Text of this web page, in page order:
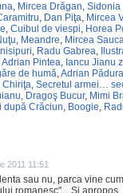
, Mircea Drăgan, Sidonia
, Dan Piţa, Mircea
, Cuibul de viespi, Horea
, Meandre, Mircea
, Radu Gabrea,
Adrian Pintea, Iancu Jianu
de humă,Adrian
Chiriţa, Secretul armei…
, Dragoş Bucur, Mimi
după Crăciun, Boogie,
2011 11:51
sau nu, parca vine
romanesc"... Si